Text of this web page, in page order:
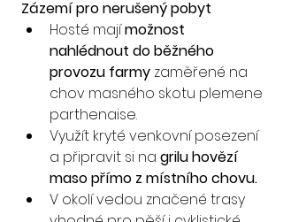
Zázemí pro nerušený pobyt
Hosté mají možnost
nahlédnout do běžného
provozu farmy zaměřené na
chov masného skotu plemene
parthenaise.
Využít kryté venkovní posezení
a připravit si na grilu hovězí
maso přímo z místního chovu.
V okolí vedou značené trasy